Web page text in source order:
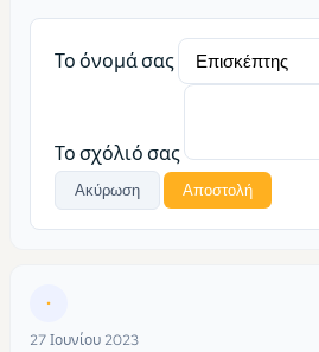
Το όνομά σας
Το σχόλιό σας
Ακύρωση Αποστολή
•
27 Ιουνίου 2023